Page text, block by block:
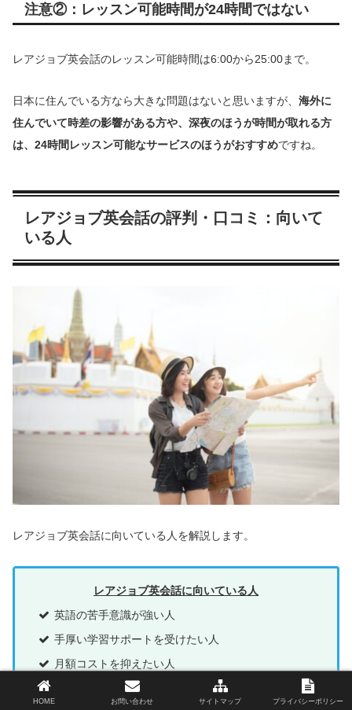
注意②：レッスン可能時間が24時間ではない
レアジョブ英会話のレッスン可能時間は6:00から25:00まで。
日本に住んでいる方なら大きな問題はないと思いますが、 海外に
住んでいて時差の影響がある方や、深夜のほうが時間が取れる方
は、24時間レッスン可能なサービスのほうがおすすめですね。
レアジョブ英会話の評判・口コミ：向いて
いる人
レアジョブ英会話に向いている人を解説します。
レアジョブ英会話に向いている人
英語の苦手意識が強い人
手厚い学習サポートを受けたい人
月額コストを抑えたい人
HOME お問い合わせ サイトマップ プライバシーポリシー